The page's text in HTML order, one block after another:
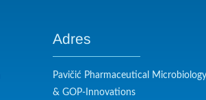
Adres
Pavičić Pharmaceutical Microbiology
& GOP-Innovations